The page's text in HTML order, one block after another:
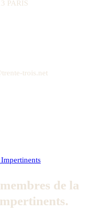
PARIS
trois.net
de la